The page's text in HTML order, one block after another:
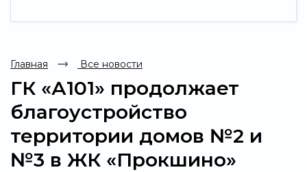
Главная Все новости
ГК «А101» продолжает
благоустройство
территории домов №2 и
№3 в ЖК «Прокшино»